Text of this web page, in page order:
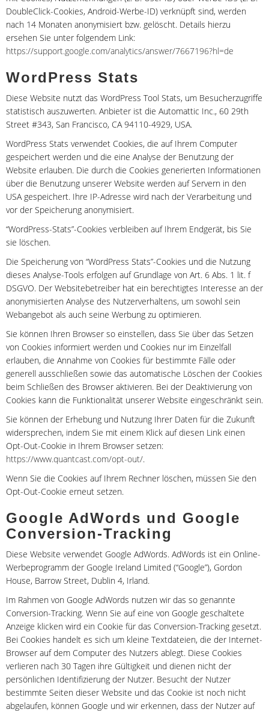
DoubleClick-Cookies, Android-Werbe-ID) verknüpft sind, werden
nach 14 Monaten anonymisiert bzw. gelöscht. Details hierzu
ersehen Sie unter folgendem Link:
https://support.google.com/analytics/answer/7667196?hl=de
WordPress Stats
Diese Website nutzt das WordPress Tool Stats, um Besucherzugriffe
statistisch auszuwerten. Anbieter ist die Automattic Inc., 60 29th
Street #343, San Francisco, CA 94110-4929, USA.
WordPress Stats verwendet Cookies, die auf Ihrem Computer
gespeichert werden und die eine Analyse der Benutzung der
Website erlauben. Die durch die Cookies generierten Informationen
über die Benutzung unserer Website werden auf Servern in den
USA gespeichert. Ihre IP-Adresse wird nach der Verarbeitung und
vor der Speicherung anonymisiert.
“WordPress-Stats”-Cookies verbleiben auf Ihrem Endgerät, bis Sie
sie löschen.
Die Speicherung von “WordPress Stats”-Cookies und die Nutzung
dieses Analyse-Tools erfolgen auf Grundlage von Art. 6 Abs. 1 lit. f
DSGVO. Der Websitebetreiber hat ein berechtigtes Interesse an der
anonymisierten Analyse des Nutzerverhaltens, um sowohl sein
Webangebot als auch seine Werbung zu optimieren.
Sie können Ihren Browser so einstellen, dass Sie über das Setzen
von Cookies informiert werden und Cookies nur im Einzelfall
erlauben, die Annahme von Cookies für bestimmte Fälle oder
generell ausschließen sowie das automatische Löschen der Cookies
beim Schließen des Browser aktivieren. Bei der Deaktivierung von
Cookies kann die Funktionalität unserer Website eingeschränkt sein.
Sie können der Erhebung und Nutzung Ihrer Daten für die Zukunft
widersprechen, indem Sie mit einem Klick auf diesen Link einen
Opt-Out-Cookie in Ihrem Browser setzen:
https://www.quantcast.com/opt-out/.
Wenn Sie die Cookies auf Ihrem Rechner löschen, müssen Sie den
Opt-Out-Cookie erneut setzen.
Google AdWords und Google
Conversion-Tracking
Diese Website verwendet Google AdWords. AdWords ist ein Online-
Werbeprogramm der Google Ireland Limited (“Google”), Gordon
House, Barrow Street, Dublin 4, Irland.
Im Rahmen von Google AdWords nutzen wir das so genannte
Conversion-Tracking. Wenn Sie auf eine von Google geschaltete
Anzeige klicken wird ein Cookie für das Conversion-Tracking gesetzt.
Bei Cookies handelt es sich um kleine Textdateien, die der Internet-
Browser auf dem Computer des Nutzers ablegt. Diese Cookies
verlieren nach 30 Tagen ihre Gültigkeit und dienen nicht der
persönlichen Identifizierung der Nutzer. Besucht der Nutzer
bestimmte Seiten dieser Website und das Cookie ist noch nicht
abgelaufen, können Google und wir erkennen, dass der Nutzer auf